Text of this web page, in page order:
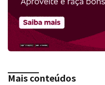
Mais conteúdos